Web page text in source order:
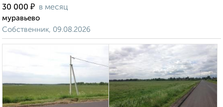
30 000 ₽ в месяц
муравьево
Собственник, 09.08.2026